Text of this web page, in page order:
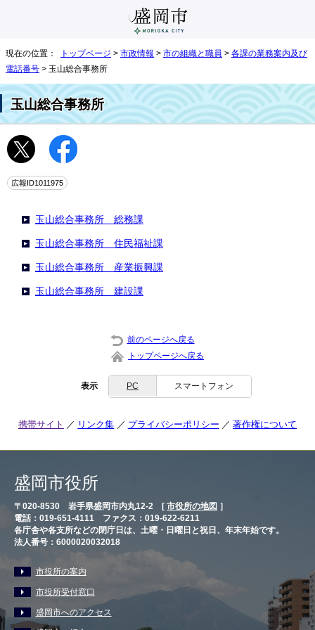
現在の位置： トップページ > 市政情報 > 市の組織と職員 > 各課の業務案内及び
電話番号 > 玉山総合事務所
玉山総合事務所
広報ID1011975
玉山総合事務所 総務課
玉山総合事務所 住民福祉課
玉山総合事務所 産業振興課
玉山総合事務所 建設課
前のページへ戻る
トップページへ戻る
表示 PC スマートフォン
携帯サイト リンク集 プライバシーポリシー 著作権について
盛岡市役所
〒020-8530 岩手県盛岡市内丸12-2 [ 市役所の地図 ］
電話：019-651-4111 ファクス：019-622-6211
各庁舎や各支所などの閉庁日は、土曜・日曜日と祝日、年末年始です。
法人番号：6000020032018
市役所の案内
市役所受付窓口
盛岡市へのアクセス